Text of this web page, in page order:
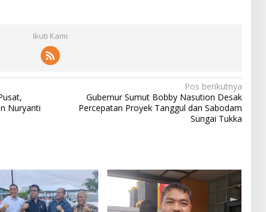
Ikuti Kami
Nuryanti
Pos berikutnya
Gubernur Sumut Bobby Nasution Desak
Percepatan Proyek Tanggul dan Sabodam
Sungai Tukka